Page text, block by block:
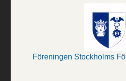
Föreningen Stockholms